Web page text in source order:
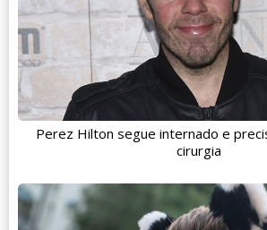
Perez Hilton segue internado e
cirurgia